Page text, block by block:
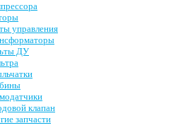
управления
ДУ
клапан
запчасти